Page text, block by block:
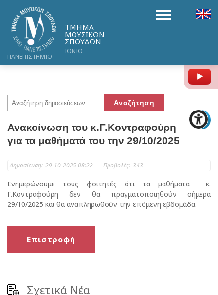
ΤΜΗΜΑ
ΜΟΥΣΙΚΩΝ
ΣΠΟΥΔΩΝ
ΙΟΝΙΟ
ΠΑΝΕΠΙΣΤΗΜΙΟ
Ανακοίνωση του κ.Γ.Κοντραφούρη
για τα μαθήματά του την 29/10/2025
Δημοσίευση: 29-10-2025 08:22 | Προβολές: 343
Ενημερώνουμε τους φοιτητές ότι τα μαθήματα κ.
Γ.Κοντραφούρη δεν θα πραγματοποιηθούν σήμερα
29/10/2025 και θα αναπληρωθούν την επόμενη εβδομάδα.
Επιστροφή
Σχετικά Νέα